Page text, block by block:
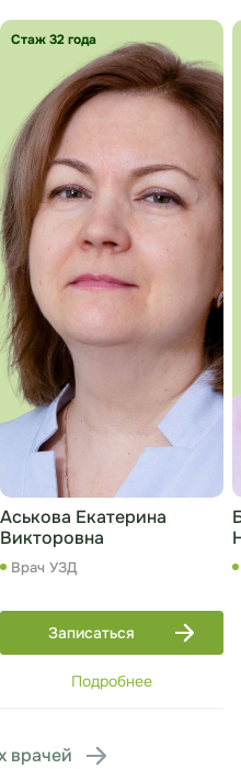
Стаж 32 года
Аськова Екатерина
Викторовна
Врач УЗД
Записаться
Подробнее
врачей